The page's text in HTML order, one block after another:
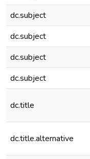
dc.subject
dc.subject
dc.subject
dc.subject
dc.title
dc.title.alternative